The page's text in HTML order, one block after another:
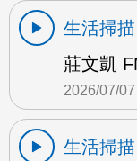
生活掃描
莊文凱
2026/07/07
生活掃描